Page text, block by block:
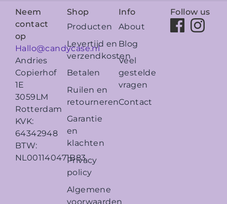
Neem
contact
op
Hallo@candycase.nl
Andries
Copierhof
1E
3059LM
Rotterdam
KVK:
64342948
BTW:
NL001140471B83
Shop
Producten
Levertijd en
verzendkosten
Betalen
Ruilen en
retourneren
Garantie
en
klachten
Privacy
policy
Algemene
voorwaarden
Info
About
Blog
Veel
gestelde
vragen
Contact
Follow us